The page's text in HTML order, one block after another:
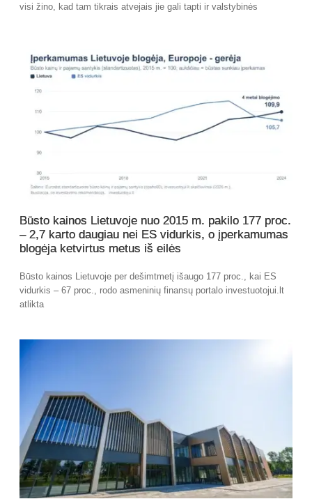
visi žino, kad tam tikrais atvejais jie gali tapti ir valstybinės
Būsto kainos Lietuvoje nuo 2015 m. pakilo 177 proc.
– 2,7 karto daugiau nei ES vidurkis, o įperkamumas
blogėja ketvirtus metus iš eilės
Būsto kainos Lietuvoje per dešimtmetį išaugo 177 proc., kai ES
vidurkis – 67 proc., rodo asmeninių finansų portalo investuotojui.lt
atlikta